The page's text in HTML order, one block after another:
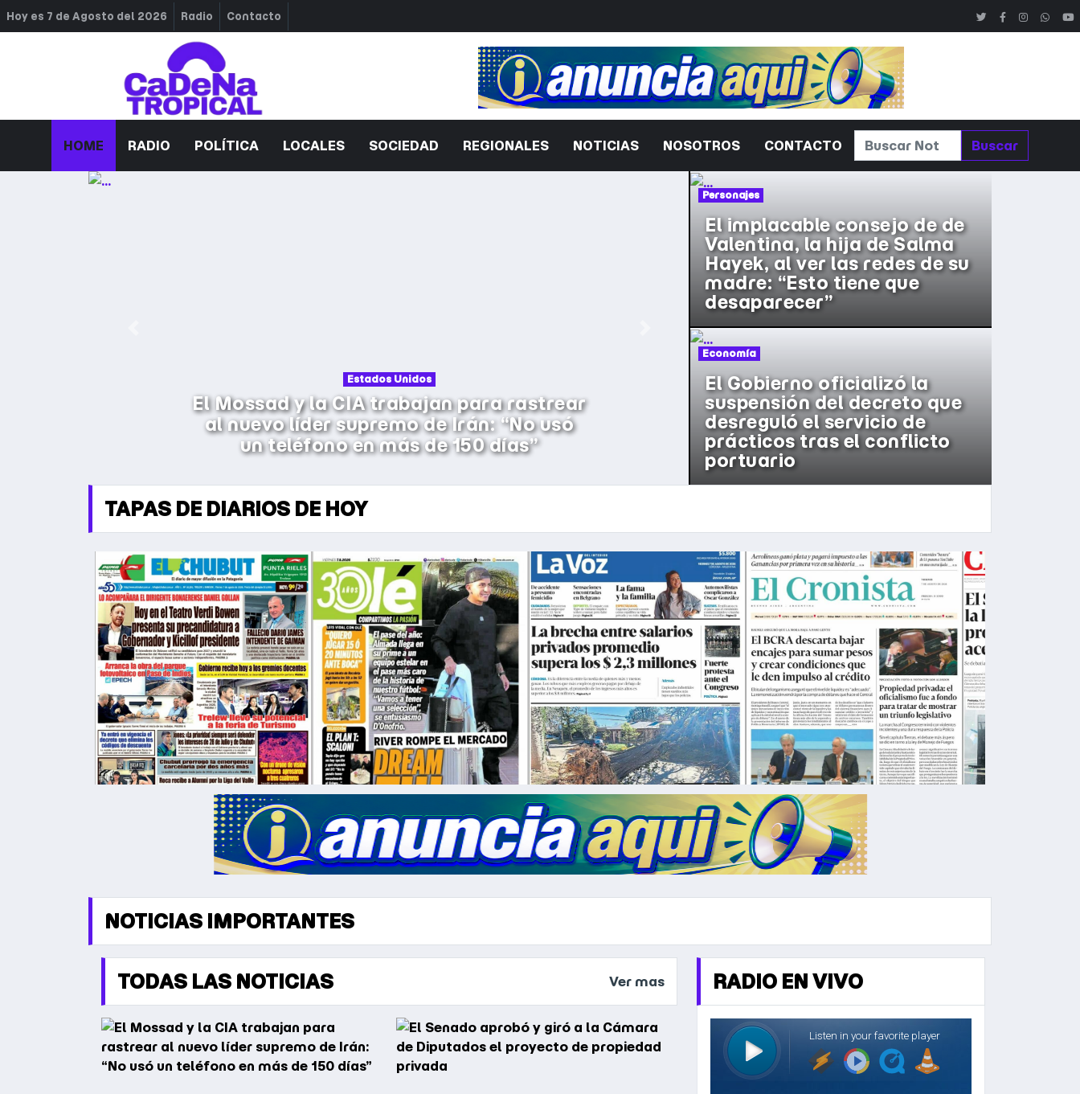
Hoy es 7 de Agosto del 2026 Radio Contacto
HOME RADIO POLÍTICA LOCALES SOCIEDAD REGIONALES NOTICIAS NOSOTROS CONTACTO Buscar
Política
El Senado aprobó y giró a la Cámara de
Diputados el proyecto de propiedad
privada
Siguiente
Personajes
El implacable consejo de de
Valentina, la hija de Salma
Hayek, al ver las redes de su
madre: “Esto tiene que
desaparecer”
Economía
El Gobierno oficializó la
suspensión del decreto que
desreguló el servicio de
prácticos tras el conflicto
portuario
TAPAS DE DIARIOS DE HOY
NOTICIAS IMPORTANTES
TODAS LAS NOTICIAS Ver mas RADIO EN VIVO